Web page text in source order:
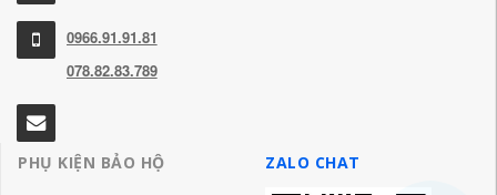
0966.91.91.81
078.82.83.789
PHỤ KIỆN BẢO HỘ
ZALO CHAT